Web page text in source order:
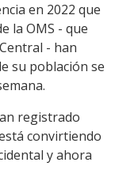
en 2022 que
la OMS - que
- han
su población se
registrado
convirtiendo
y ahora